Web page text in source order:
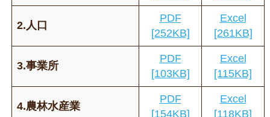
2.人口
PDF
[252KB]
Excel
[261KB]
3.事業所
PDF
[103KB]
Excel
[115KB]
4.農林水産業
PDF
[154KB]
Excel
[118KB]